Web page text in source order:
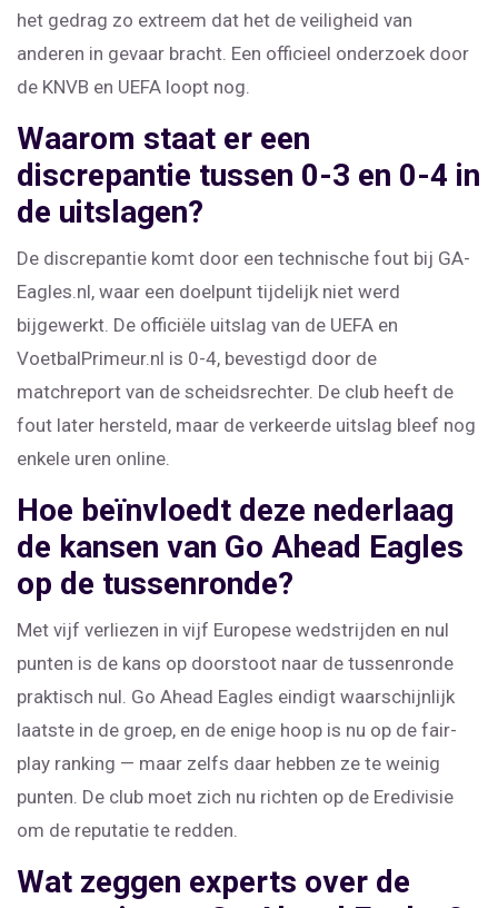
het gedrag zo extreem dat het de veiligheid van
anderen in gevaar bracht. Een officieel onderzoek door
de KNVB en UEFA loopt nog.
Waarom staat er een
discrepantie tussen 0-3 en 0-4 in
de uitslagen?
De discrepantie komt door een technische fout bij GA-
Eagles.nl, waar een doelpunt tijdelijk niet werd
bijgewerkt. De officiële uitslag van de UEFA en
VoetbalPrimeur.nl is 0-4, bevestigd door de
matchreport van de scheidsrechter. De club heeft de
fout later hersteld, maar de verkeerde uitslag bleef nog
enkele uren online.
Hoe beïnvloedt deze nederlaag
de kansen van Go Ahead Eagles
op de tussenronde?
Met vijf verliezen in vijf Europese wedstrijden en nul
punten is de kans op doorstoot naar de tussenronde
praktisch nul. Go Ahead Eagles eindigt waarschijnlijk
laatste in de groep, en de enige hoop is nu op de fair-
play ranking — maar zelfs daar hebben ze te weinig
punten. De club moet zich nu richten op de Eredivisie
om de reputatie te redden.
Wat zeggen experts over de